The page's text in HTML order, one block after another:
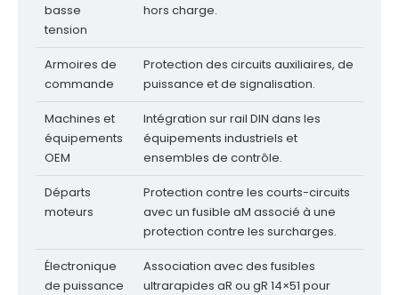
basse
tension
hors charge.
Armoires de
commande
Protection des circuits auxiliaires, de
puissance et de signalisation.
Machines et
équipements
OEM
Intégration sur rail DIN dans les
équipements industriels et
ensembles de contrôle.
Départs
moteurs
Protection contre les courts-circuits
avec un fusible aM associé à une
protection contre les surcharges.
Électronique
de puissance
Association avec des fusibles
ultrarapides aR ou gR 14×51 pour